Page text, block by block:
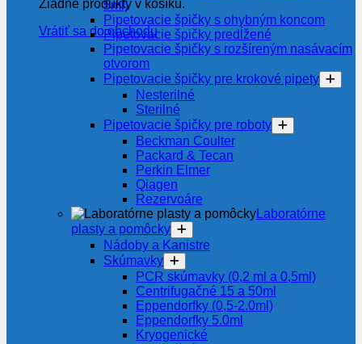
Žiadne produkty v košíku.
Vrátiť sa do obchodu
5ml)
Pipetovacie špičky s ohybným koncom
Pipetovacie špičky predĺžené
Pipetovacie špičky s rozšíreným nasávacím
otvorom
Pipetovacie špičky pre krokové pipety
Nesterilné
Sterilné
Pipetovacie špičky pre roboty
Beckman Coulter
Packard & Tecan
Perkin Elmer
Qiagen
Rezervoáre
Laboratórne
plasty a pomôcky
Nádoby a Kanistre
Skúmavky
PCR skúmavky (0,2 ml a 0,5ml)
Centrifugačné 15 a 50ml
Eppendorfky (0,5-2.0ml)
Eppendorfky 5.0ml
Kryogenické